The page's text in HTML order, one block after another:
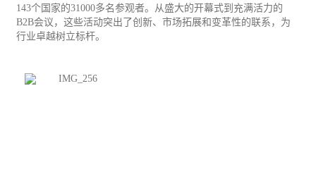
143个国家的31000多名参观者。从盛大的开幕式到充满活力的
B2B会议，这些活动突出了创新、市场拓展和变革性的联系，为
行业卓越树立标杆。